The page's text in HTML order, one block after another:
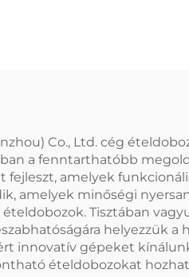
Co., Ltd. cég
a fenntarthatóbb
fejleszt, amelyek
amelyek minőségi
Tisztában
helyezzük
innovatív gépeket
ételdobozokat